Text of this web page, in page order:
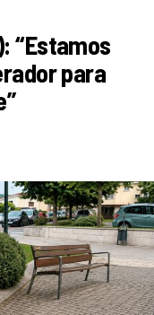
“Estamos
para